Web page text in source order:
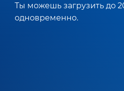
Ты можешь загрузить до
одновременно.